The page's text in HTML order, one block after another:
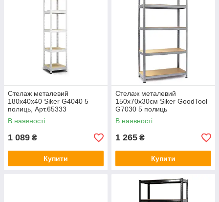
Стелаж металевий
180х40х40 Siker G4040 5
полиць, Арт.65333
В наявності
1 089 ₴
Купити
Стелаж металевий
150х70х30см Siker GoodTool
G7030 5 полиць
оцинкований, Арт.61294
В наявності
1 265 ₴
Купити